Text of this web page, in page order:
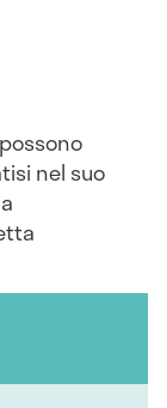
nel suo